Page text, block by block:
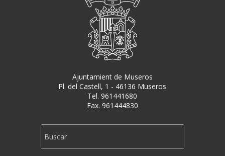
Ajuntamient de Museros
Pl. del Castell, 1 - 46136 Museros
Tel. 961441680
Fax. 961444830